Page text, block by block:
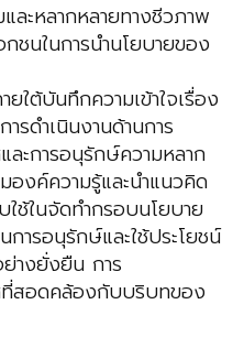
ะหลากหลายทางชีวภาพ
ชนในการนำนโยบายของ
ใต้บันทึกความเข้าใจเรื่อง
รดำเนินงานด้านการ
ะการอนุรักษ์ความหลาก
งค์ความรู้และนำแนวคิด
ช้ในจัดทำกรอบนโยบาย
การอนุรักษ์และใช้ประโยชน์
างยั่งยืน การ
สอดคล้องกับบริบทของ